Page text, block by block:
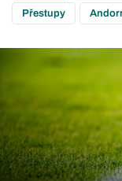
Přestupy